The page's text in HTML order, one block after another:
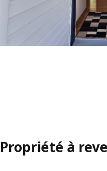
Propriété à